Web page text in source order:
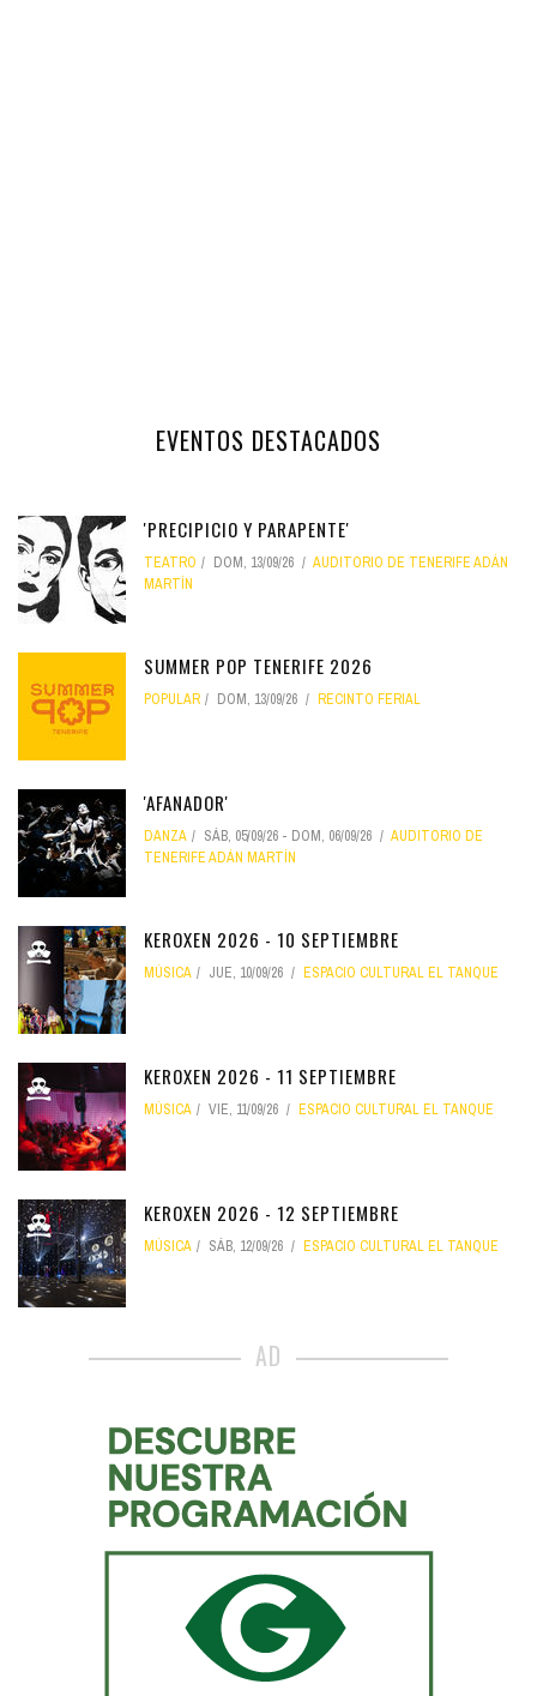
EVENTOS DESTACADOS
'PRECIPICIO Y PARAPENTE'
TEATRO DOM, 13/09/26
AUDITORIO DE TENERIFE ADÁN
MARTÍN
SUMMER POP TENERIFE 2026
POPULAR DOM, 13/09/26 RECINTO FERIAL
'AFANADOR'
DANZA SÁB, 05/09/26 - DOM, 06/09/26
AUDITORIO DE
TENERIFE ADÁN MARTÍN
KEROXEN 2026 - 10 SEPTIEMBRE
MÚSICA JUE, 10/09/26 ESPACIO CULTURAL EL TANQUE
KEROXEN 2026 - 11 SEPTIEMBRE
MÚSICA VIE, 11/09/26 ESPACIO CULTURAL EL TANQUE
KEROXEN 2026 - 12 SEPTIEMBRE
MÚSICA SÁB, 12/09/26 ESPACIO CULTURAL EL TANQUE
AD